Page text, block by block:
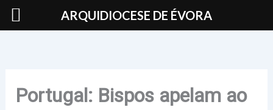
Skip
Portugal: Bispos apelam ao
ARQUIDIOCESE DE ÉVORA